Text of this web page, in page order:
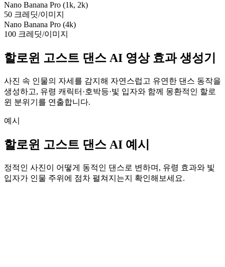
Nano Banana Pro (1k, 2k)
50 크레딧/이미지
Nano Banana Pro (4k)
100 크레딧/이미지
할로윈 고스트 댄스 AI 영상 효과 생성기
사진 속 인물의 자세를 감지해 자연스럽고 유연한 댄스 동작을
생성하고, 유령 캐릭터·호박등·빛 입자와 함께 몽환적인 할로
윈 분위기를 연출합니다.
예시
할로윈 고스트 댄스 AI 예시
정적인 사진이 어떻게 동적인 댄스로 변하며, 유령 효과와 빛
입자가 인물 주위에 점차 펼쳐지는지 확인해보세요.